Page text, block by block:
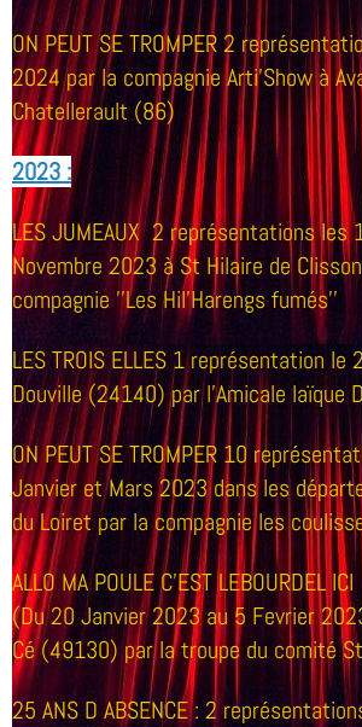
ON PEUT SE TROMPER 2
2024 par la compagnie Arti'Show à
Chatellerault (86)
2023 :
LES JUMEAUX 2 représentations les
Novembre 2023 à St Hilaire de
compagnie ''Les Hil'Harengs fumés''
LES TROIS ELLES 1 représentation le
Douville (24140) par l'Amicale laïque
ON PEUT SE TROMPER 10
Janvier et Mars 2023 dans les
du Loiret par la compagnie les
ALLO MA POULE C'EST LEBOURDEL ICI
(Du 20 Janvier 2023 au 5 Fevrier
Cé (49130) par la troupe du comité
25 ANS D ABSENCE: 2